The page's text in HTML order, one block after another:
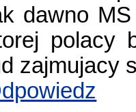
dawno
polacy
zajmujacy